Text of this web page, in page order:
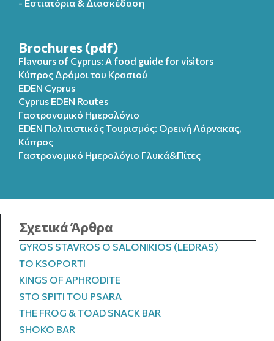
- Εστιατόρια & Διασκέδαση
Brochures (pdf)
Flavours of Cyprus: A food guide for visitors
Κύπρος Δρόμοι του Κρασιού
EDEN Cyprus
Cyprus EDEN Routes
Γαστρονομικό Ημερολόγιο
EDEN Πολιτιστικός Τουρισμός: Ορεινή Λάρνακας,
Κύπρος
Γαστρονομικό Ημερολόγιo Γλυκά&Πίτες
Σχετικά Άρθρα
GYROS STAVROS O SALONIKIOS (LEDRAS)
TO KSOPORTI
KINGS OF APHRODITE
STO SPITI TOU PSARA
THE FROG & TOAD SNACK BAR
SHOKO BAR